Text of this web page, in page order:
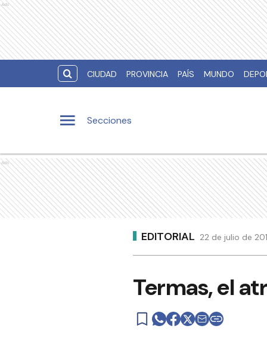
Ads
CIUDAD PROVINCIA PAÍS MUNDO
Secciones
Ads
EDITORIAL 22 de julio de
Termas, el